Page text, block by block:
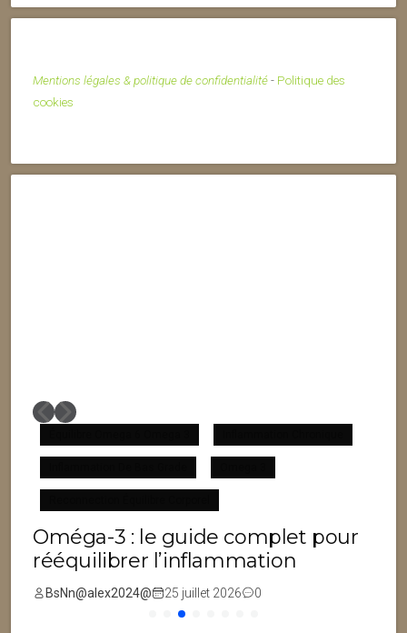
Mentions légales & politique de confidentialité- Politique des
cookies
Oméga-3 : le guide complet pour
rééquilibrer l’inflammation
BsNn@alex2024@ 25 juillet 2026 0